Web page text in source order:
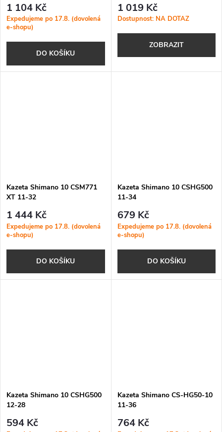
1 104 Kč
Expedujeme po 17.8. (dovolená
e-shopu)
DO KOŠÍKU
1 019 Kč
Dostupnost: NA DOTAZ
ZOBRAZIT
Kazeta Shimano 10 CSM771
XT 11-32
1 444 Kč
Expedujeme po 17.8. (dovolená
e-shopu)
DO KOŠÍKU
Kazeta Shimano 10 CSHG500
11-34
679 Kč
Expedujeme po 17.8. (dovolená
e-shopu)
DO KOŠÍKU
Kazeta Shimano 10 CSHG500
12-28
594 Kč
Kazeta Shimano CS-HG50-10
11-36
764 Kč